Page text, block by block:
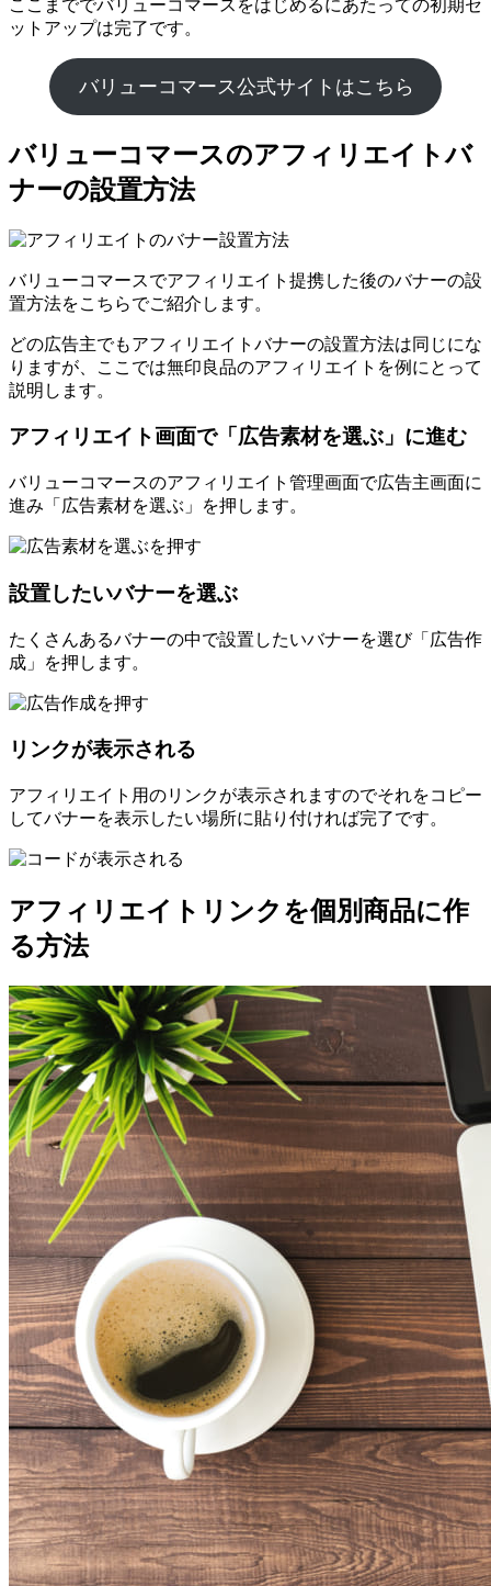
ここまででバリューコマースをはじめるにあたっての初期セ
ットアップは完了です。
バリューコマース公式サイトはこちら
バリューコマースのアフィリエイトバ
ナーの設置方法
バリューコマースでアフィリエイト提携した後のバナーの設
置方法をこちらでご紹介します。
どの広告主でもアフィリエイトバナーの設置方法は同じにな
りますが、ここでは無印良品のアフィリエイトを例にとって
説明します。
アフィリエイト画面で「広告素材を選ぶ」に進む
バリューコマースのアフィリエイト管理画面で広告主画面に
進み「広告素材を選ぶ」を押します。
設置したいバナーを選ぶ
たくさんあるバナーの中で設置したいバナーを選び「広告作
成」を押します。
リンクが表示される
アフィリエイト用のリンクが表示されますのでそれをコピー
してバナーを表示したい場所に貼り付ければ完了です。
アフィリエイトリンクを個別商品に作
る方法